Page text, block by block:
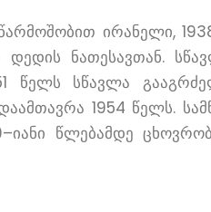
ირანელი,
ნათესავთან.
წელს სწავლა
1954 წელს.
წლებამდე